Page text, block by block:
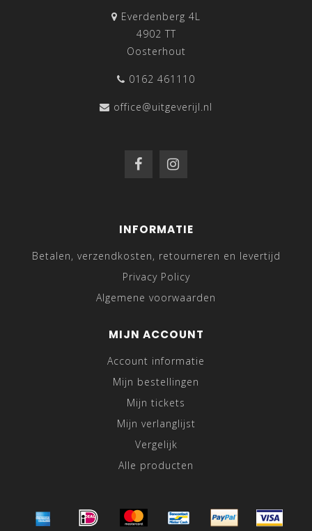
Everdenberg 4L
4902 TT
Oosterhout
0162 461110
office@uitgeverijl.nl
INFORMATIE
Betalen, verzendkosten, retourneren en levertijd
Privacy Policy
Algemene voorwaarden
MIJN ACCOUNT
Account informatie
Mijn bestellingen
Mijn tickets
Mijn verlanglijst
Vergelijk
Alle producten